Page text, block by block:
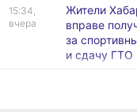
15:34,
вчера
Жители
вправе
за
и сдачу ГТО
В